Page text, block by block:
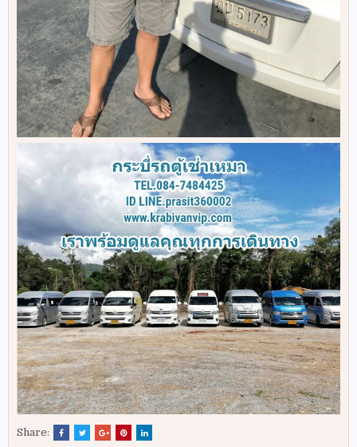
Share: